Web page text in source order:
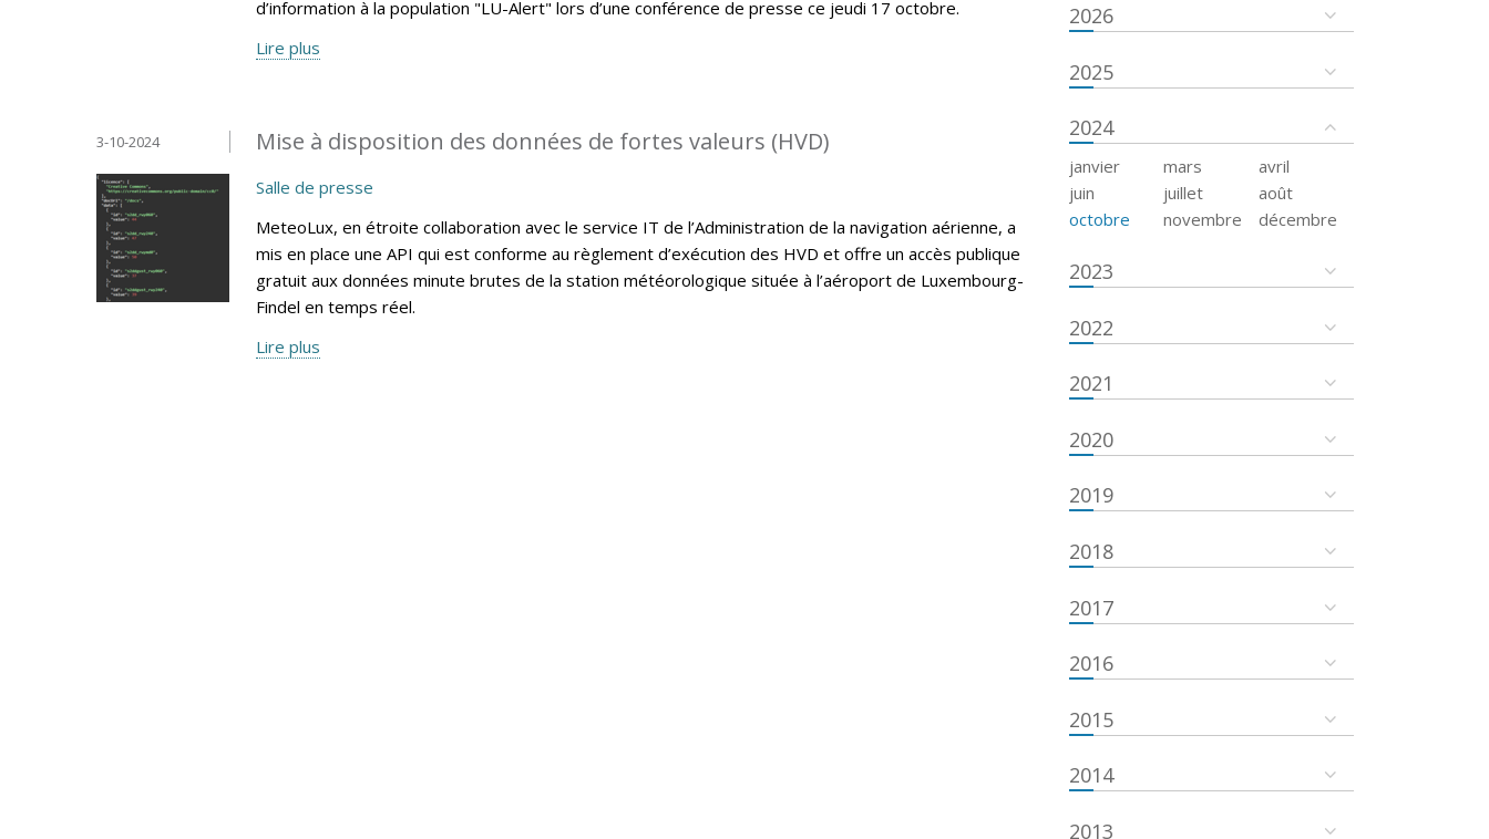
d’information à la population "LU-Alert" lors d’une conférence de presse ce jeudi 17 octobre.
Lire plus
Mise à disposition des données de fortes valeurs (HVD)
3-10-2024
Salle de presse
MeteoLux, en étroite collaboration avec le service IT de l’Administration de la navigation aérienne, a
mis en place une API qui est conforme au règlement d’exécution des HVD et offre un accès publique
gratuit aux données minute brutes de la station météorologique située à l’aéroport de Luxembourg-
Findel en temps réel.
Lire plus
2026
2025
2024
janvier mars
avril
juin
juillet
août
octobre
novembre décembre
2023
2022
2021
2020
2019
2018
2017
2016
2015
2014
2013